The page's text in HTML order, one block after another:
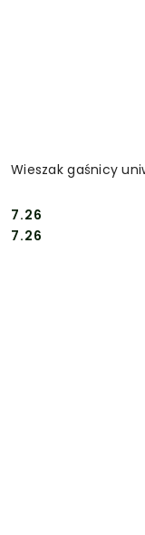
Wieszak gaśnicy
Cena:
7.26
Cena:
7.26